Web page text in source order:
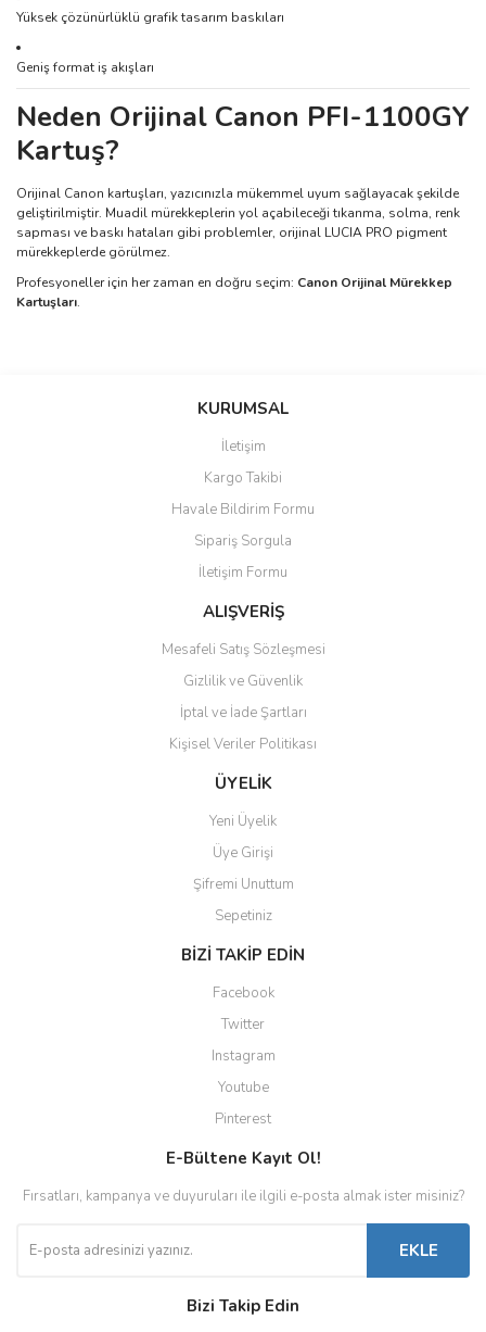
Yüksek çözünürlüklü grafik tasarım baskıları
Geniş format iş akışları
Neden Orijinal Canon PFI-1100GY
Kartuş?
Orijinal Canon kartuşları, yazıcınızla mükemmel uyum sağlayacak şekilde
geliştirilmiştir. Muadil mürekkeplerin yol açabileceği tıkanma, solma, renk
sapması ve baskı hataları gibi problemler, orijinal LUCIA PRO pigment
mürekkeplerde görülmez.
Profesyoneller için her zaman en doğru seçim: Canon Orijinal Mürekkep
Kartuşları.
Bu ürüne ilk yorumu siz yapın!
Ürün resmi kalitesiz, bozuk veya görüntülenemiyor.
Ürün açıklamasında eksik bilgiler bulunuyor.
Ürün bilgilerinde hatalar bulunuyor.
Ürün fiyatı diğer sitelerden daha pahalı.
Bu ürüne benzer farklı alternatifler olmalı.
Gönder
KURUMSAL
İletişim
Kargo Takibi
Havale Bildirim Formu
Sipariş Sorgula
İletişim Formu
ALIŞVERİŞ
Mesafeli Satış Sözleşmesi
Gizlilik ve Güvenlik
İptal ve İade Şartları
Kişisel Veriler Politikası
ÜYELİK
Yeni Üyelik
Üye Girişi
Şifremi Unuttum
Sepetiniz
BİZİ TAKİP EDİN
Facebook
Twitter
Instagram
Youtube
Pinterest
E-Bültene Kayıt Ol!
Fırsatları, kampanya ve duyuruları ile ilgili e-posta almak ister misiniz?
EKLE
Bizi Takip Edin